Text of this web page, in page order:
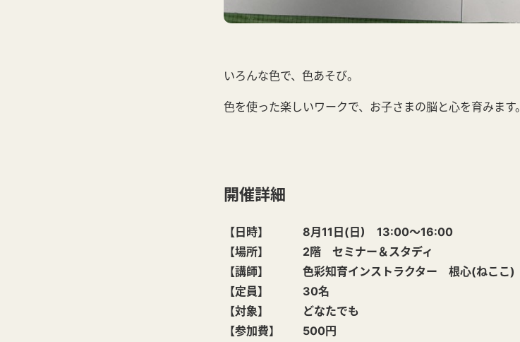
いろんな色で、色あそび。
色を使った楽しいワークで、お子さまの脳と心を育みます。
開催詳細
【日時】 8月11日(日) 13:00～16:00
【場所】 2階 セミナー＆スタディ
【講師】 色彩知育インストラクター 根心(ねここ)
【定員】 30名
【対象】 どなたでも
【参加費】 500円